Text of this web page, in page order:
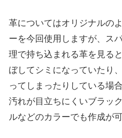
革についてはオリジナルの
ーを今回使用しますが、ス
理で持ち込まれる革を見る
ぼしてシミになっていたり
ってしまったりしている場
汚れが目立ちにくいブラッ
ルなどのカラーでも作成が可